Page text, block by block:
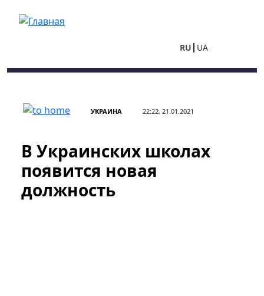
RU UA
УКРАИНА 22:22, 21.01.2021
В Украинских школах
появится новая
должность